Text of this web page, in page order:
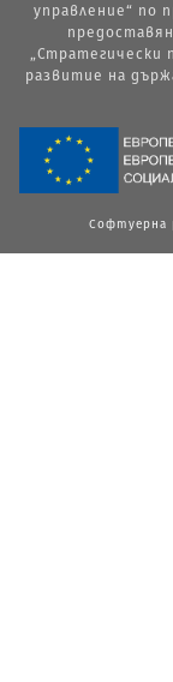
управление“ по
„Стратегически
развитие на
Софтуерна